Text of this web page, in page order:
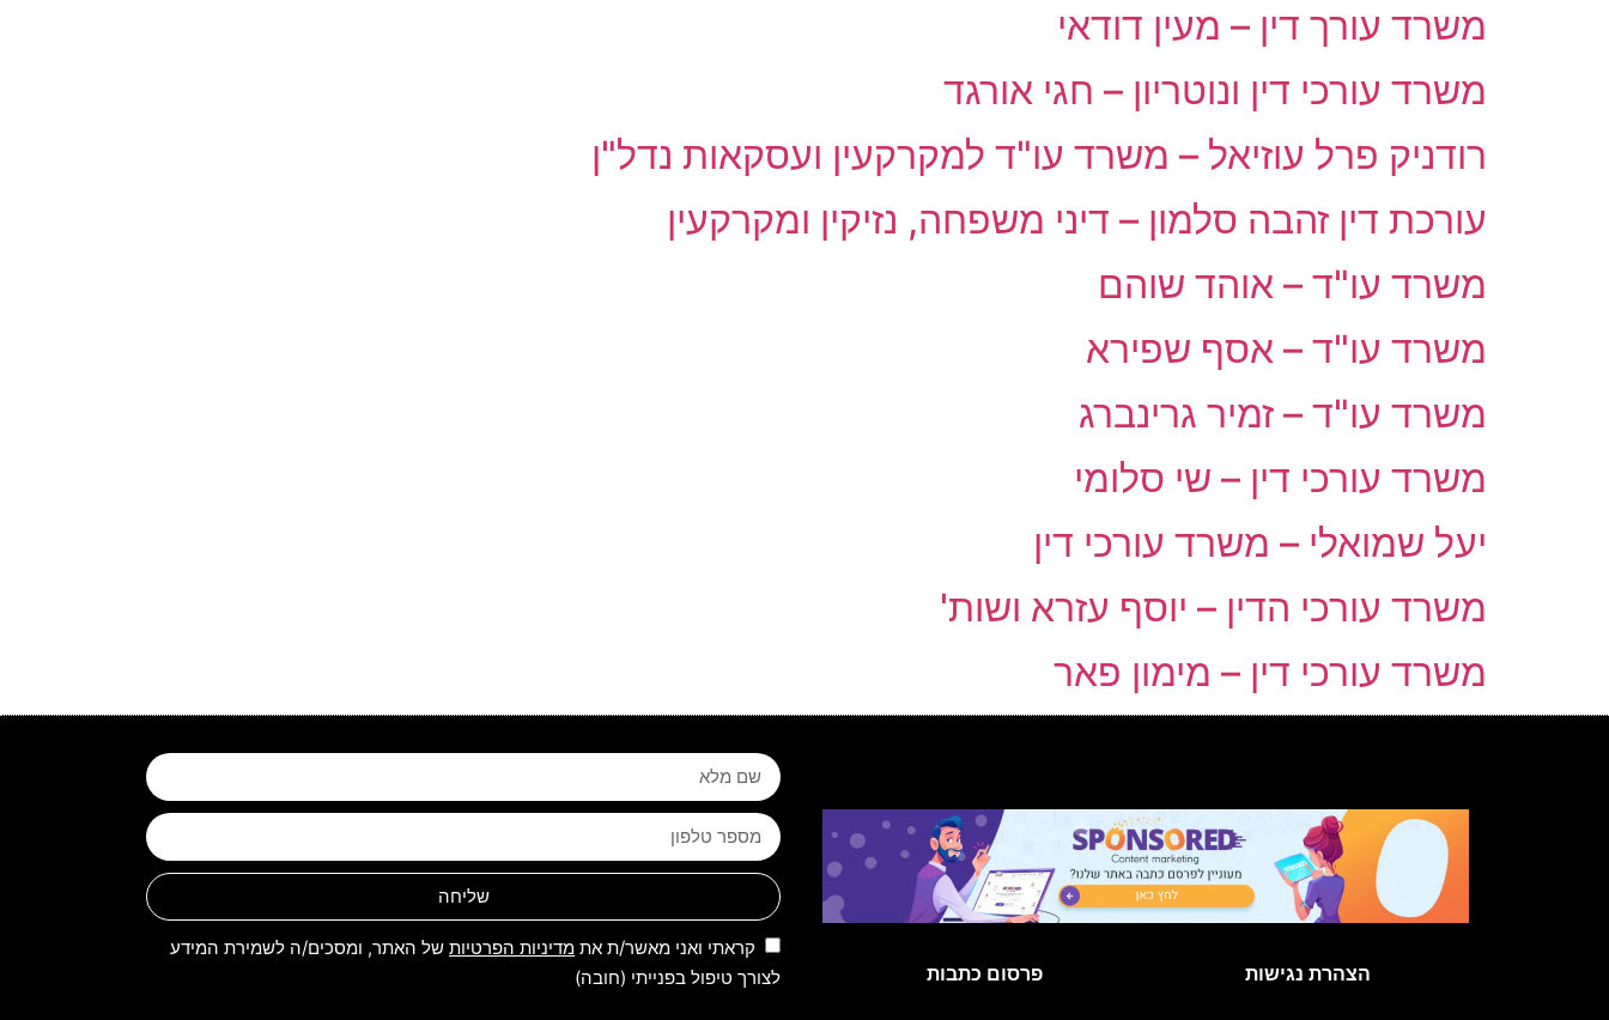
משרד עורך דין – מעין דודאי
משרד עורכי דין ונוטריון – חגי אורגד
רודניק פרל עוזיאל – משרד עו"ד למקרקעין ועסקאות נדל"ן
עורכת דין זהבה סלמון – דיני משפחה, נזיקין ומקרקעין
משרד עו"ד – אוהד שוהם
משרד עו"ד – אסף שפירא
משרד עו"ד – זמיר גרינברג
משרד עורכי דין – שי סלומי
יעל שמואלי – משרד עורכי דין
משרד עורכי הדין – יוסף עזרא ושות'
משרד עורכי דין – מימון פאר
הצהרת נגישות פרסום כתבות
שליחה
קראתי ואני מאשר/ת את מדיניות הפרטיות של האתר, ומסכים/ה לשמירת המידע
לצורך טיפול בפנייתי (חובה)